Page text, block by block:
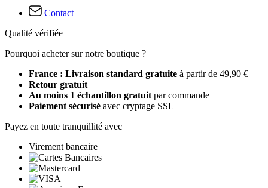
Contact
Qualité vérifiée
Pourquoi acheter sur notre boutique ?
France : Livraison standard gratuite à partir de 49,90 €
Retour gratuit
Au moins 1 échantillon gratuitpar commande
Paiement sécurisé avec cryptage SSL
Payez en toute tranquillité avec
Virement bancaire